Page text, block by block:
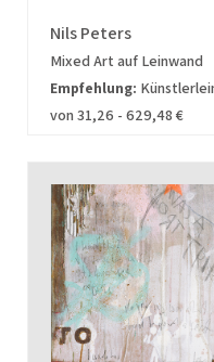
Nils Peters
Mixed Art auf Leinwand
Empfehlung:
von 31,26 - 629,48 €